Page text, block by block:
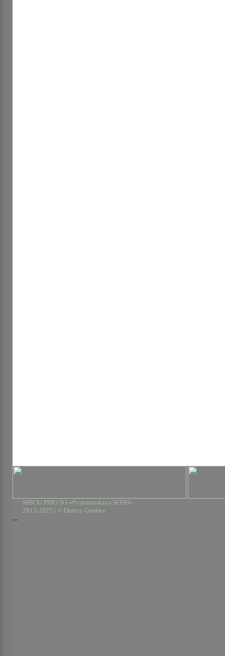
MBOU PMO SO «Pyshminskaya SOSH»
2013-2025 | © Dmitry Grishko
--